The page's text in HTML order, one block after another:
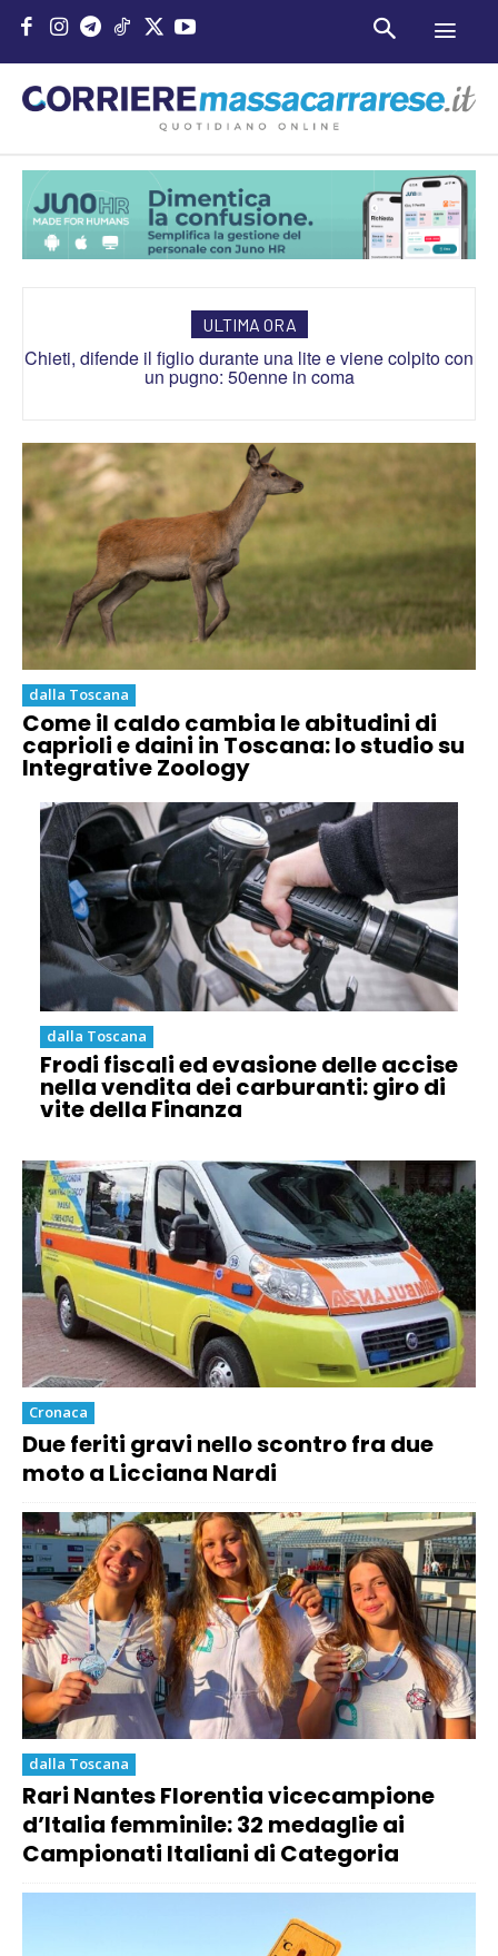
ULTIMA ORA
Chieti, difende il figlio durante una lite e viene colpito con
un pugno: 50enne in coma
Sub ucciso da eliche gommone a Lampedusa, martedì
l’autopsia. Indagate due persone
dalla Toscana
Come il caldo cambia le abitudini di
caprioli e daini in Toscana: lo studio su
Integrative Zoology
dalla Toscana
Frodi fiscali ed evasione delle accise
nella vendita dei carburanti: giro di
vite della Finanza
Cronaca
Due feriti gravi nello scontro fra due
moto a Licciana Nardi
dalla Toscana
Rari Nantes Florentia vicecampione
d’Italia femminile: 32 medaglie ai
Campionati Italiani di Categoria